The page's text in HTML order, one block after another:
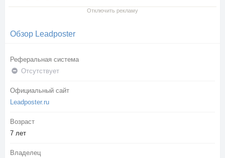
Отключить рекламу
Обзор Leadposter
Реферальная система
Отсутствует
Официальный сайт
Leadposter.ru
Возраст
7 лет
Владелец